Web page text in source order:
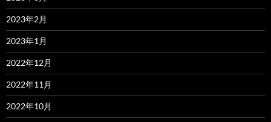
2023年2月
2023年1月
2022年12月
2022年11月
2022年10月